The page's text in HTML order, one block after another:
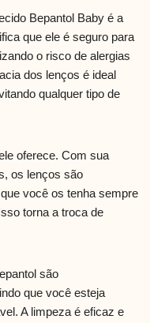
Bepantol Baby é a
que ele é seguro para
o risco de alergias
dos lenços é ideal
qualquer tipo de
oferece. Com sua
os lenços são
você os tenha sempre
torna a troca de
são
que você esteja
A limpeza é eficaz e